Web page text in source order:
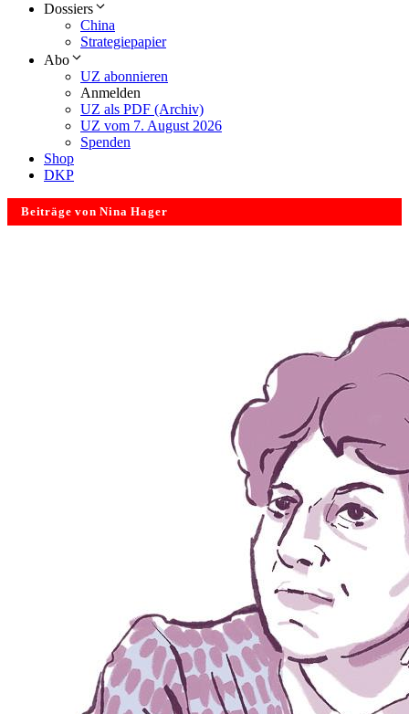
Dossiers
China
Strategiepapier
Abo
UZ abonnieren
Anmelden
UZ als PDF (Archiv)
UZ vom 7. August 2026
Spenden
Shop
DKP
Beiträge von Nina Hager